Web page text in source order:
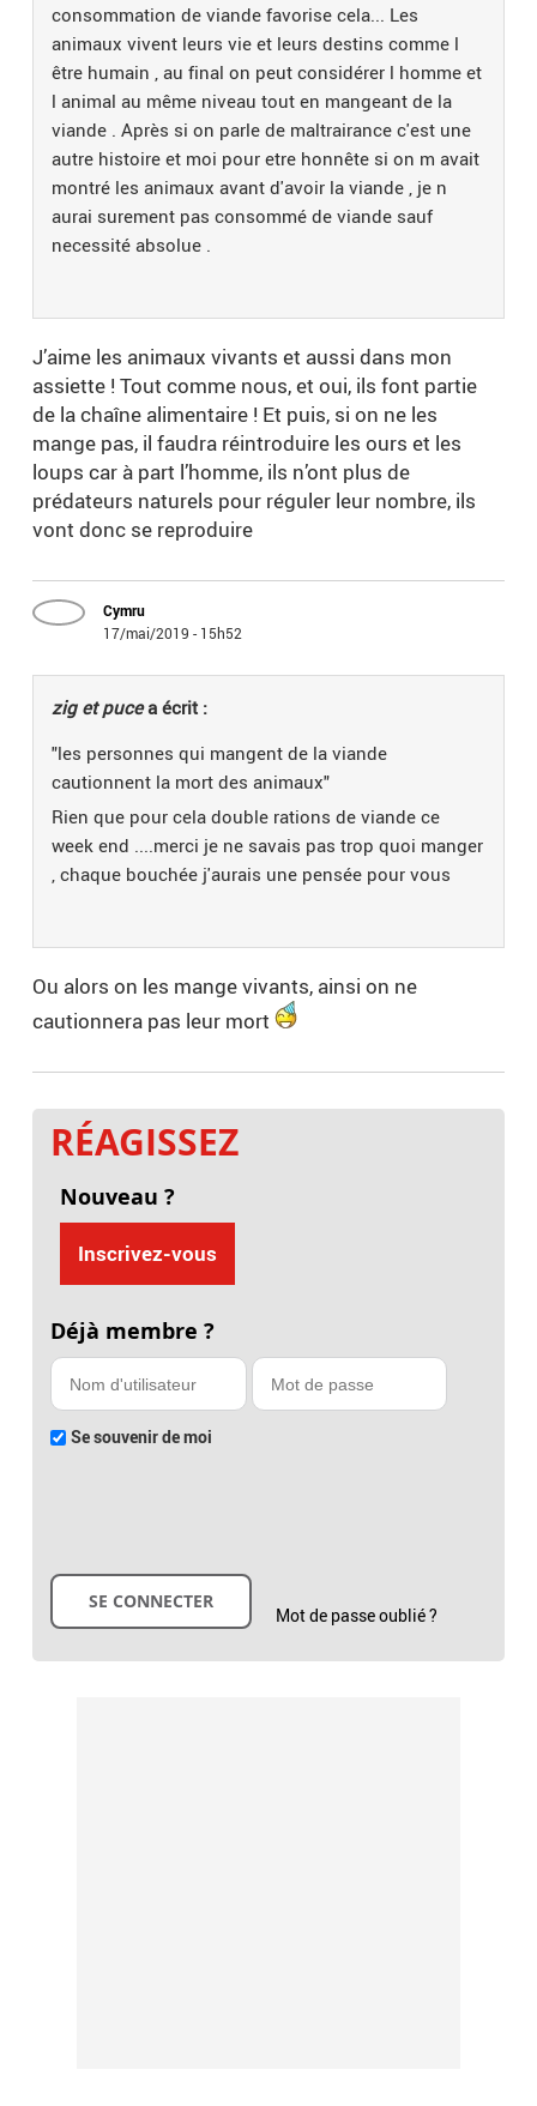
consommation de viande favorise cela... Les
animaux vivent leurs vie et leurs destins comme l
être humain , au final on peut considérer l homme et
l animal au même niveau tout en mangeant de la
viande . Après si on parle de maltrairance c'est une
autre histoire et moi pour etre honnête si on m avait
montré les animaux avant d'avoir la viande , je n
aurai surement pas consommé de viande sauf
necessité absolue .
J’aime les animaux vivants et aussi dans mon
assiette ! Tout comme nous, et oui, ils font partie
de la chaîne alimentaire ! Et puis, si on ne les
mange pas, il faudra réintroduire les ours et les
loups car à part l’homme, ils n’ont plus de
prédateurs naturels pour réguler leur nombre, ils
vont donc se reproduire
Cymru
17/mai/2019 - 15h52
zig et pucea écrit :
"les personnes qui mangent de la viande
cautionnent la mort des animaux"
Rien que pour cela double rations de viande ce
week end ....merci je ne savais pas trop quoi manger
, chaque bouchée j'aurais une pensée pour vous
Ou alors on les mange vivants, ainsi on ne
cautionnera pas leur mort
RÉAGISSEZ
Nouveau ?
Inscrivez-vous
Déjà membre ?
Se souvenir de moi
Mot de passe oublié ?